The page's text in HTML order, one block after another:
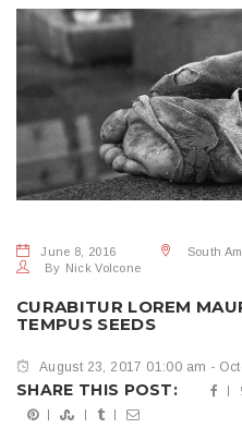
June 8, 2016
South
By Nick Volcone
CURABITUR LOREM
TEMPUS SEEDS
August 23, 2017 01:00 am -
SHARE THIS POST: